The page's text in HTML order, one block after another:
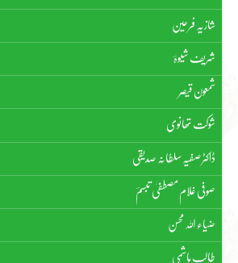
شازیہ فرحین
شریف شیوہؔ
شمعون قیصر
شوکت تھانوی
ڈاکٹر صفیہ سلطانہ صدیقی
صوفی غلام مصطفیٰ تبسمؔ
ضیاء اللہ محسن
طالب ہاشمی